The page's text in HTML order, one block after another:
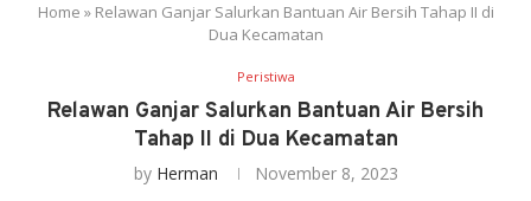
Home » Relawan Ganjar Salurkan Bantuan Air Bersih Tahap II di
Dua Kecamatan
Peristiwa
Relawan Ganjar Salurkan Bantuan Air Bersih
Tahap II di Dua Kecamatan
by Herman November 8, 2023